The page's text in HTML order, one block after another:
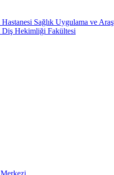
Sağlık Uygulama ve
Diş Hekimliği Fakültesi
Merkezi